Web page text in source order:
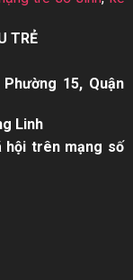
TRẺ
15, Quận
Linh
hội trên mạng số